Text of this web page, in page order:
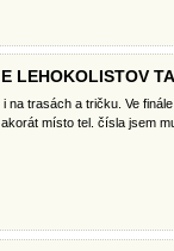
LEHOKOLISTOV
trasách a tričku. Ve
místo tel. čísla jsem